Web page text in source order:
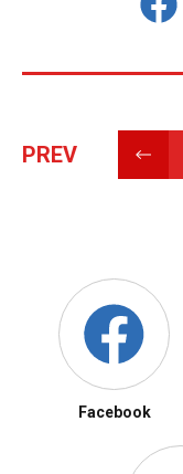
PREV
Facebook